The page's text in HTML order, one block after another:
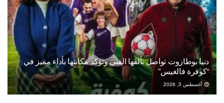
دنيا بوطازوت تواصل تألقها الفني وتؤكد مكانتها بأداء مميز في
“كوفرة فالغيس”
أغسطس 3, 2026